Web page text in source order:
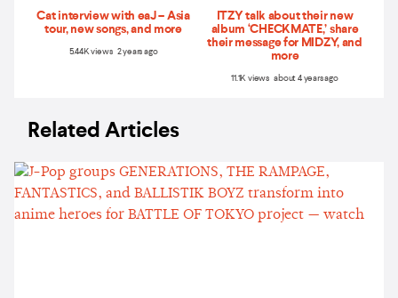
Cat interview with eaJ – Asia
tour, new songs, and more
5.44K views 2 years ago
ITZY talk about their new
album ‘CHECKMATE,’ share
their message for MIDZY, and
more
11.1K views about 4 years ago
Related Articles